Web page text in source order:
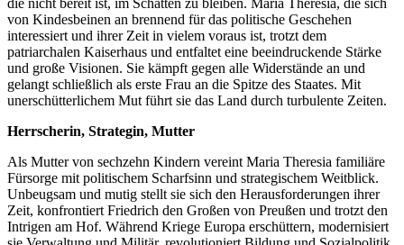
von Kindesbeinen an brennend für das politische Geschehen
interessiert und ihrer Zeit in vielem voraus ist, trotzt dem
patriarchalen Kaiserhaus und entfaltet eine beeindruckende Stärke
und große Visionen. Sie kämpft gegen alle Widerstände an und
gelangt schließlich als erste Frau an die Spitze des Staates. Mit
unerschütterlichem Mut führt sie das Land durch turbulente Zeiten.
Herrscherin, Strategin, Mutter
Als Mutter von sechzehn Kindern vereint Maria Theresia familiäre
Fürsorge mit politischem Scharfsinn und strategischem Weitblick.
Unbeugsam und mutig stellt sie sich den Herausforderungen ihrer
Zeit, konfrontiert Friedrich den Großen von Preußen und trotzt den
Intrigen am Hof. Während Kriege Europa erschüttern, modernisiert